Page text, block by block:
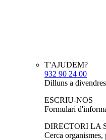
T'AJUDEM?
932 90 24 00
Dilluns a
ESCRIU-NOS
Formulari
DIRECTORI LA
Cerca organismes,